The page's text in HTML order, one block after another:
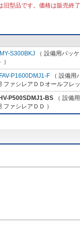
旧型品です。価格は販売終
S300BKJ （ 設備用パッ
）
P1600DMJ1-F （ 設備用
ファシレアＤＤオールフレ
P500SDMJ1-BS （ 設備
ファシレアＤＤ ）